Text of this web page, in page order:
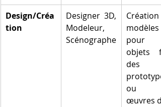
Design/Créa
tion
Designer 3D,
Modeleur,
Scénographe
modèles
pour
objets
des
ou
œuvres